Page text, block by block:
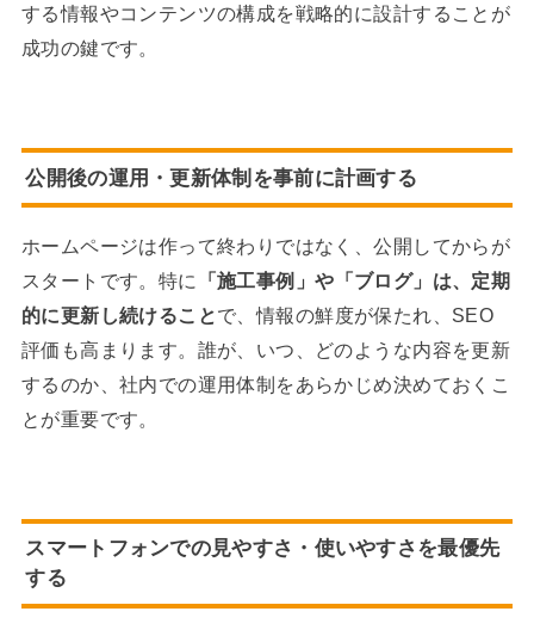
する情報やコンテンツの構成を戦略的に設計することが
成功の鍵です。
公開後の運用・更新体制を事前に計画する
ホームページは作って終わりではなく、公開してからが
スタートです。特に
「施工事例」や「ブログ」は、定期
的に更新し続けることで、情報の鮮度が保たれ、SEO
評価も高まります。誰が、いつ、どのような内容を更新
するのか、社内での運用体制をあらかじめ決めておくこ
とが重要です。
スマートフォンでの見やすさ・使いやすさを最優先
する